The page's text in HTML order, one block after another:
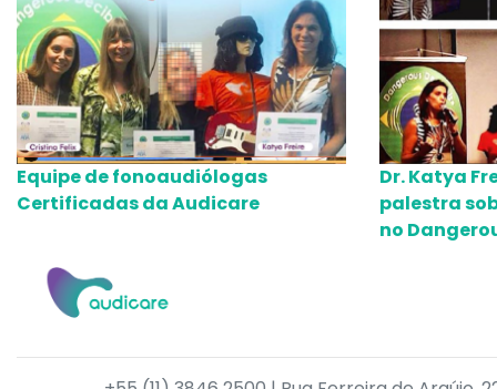
Equipe de fonoaudiólogas
Certificadas da Audicare
Dr. Katya
palestra
no